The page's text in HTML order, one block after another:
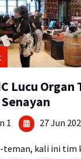
Lucu Organ
1 27 Jun
teman, kali ini tim